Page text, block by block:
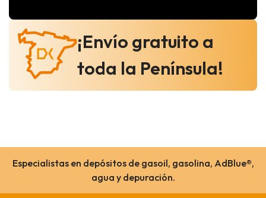
¡Envío gratuito a
toda la Península!
Especialistas en depósitos de gasoil, gasolina, AdBlue®,
agua y depuración.